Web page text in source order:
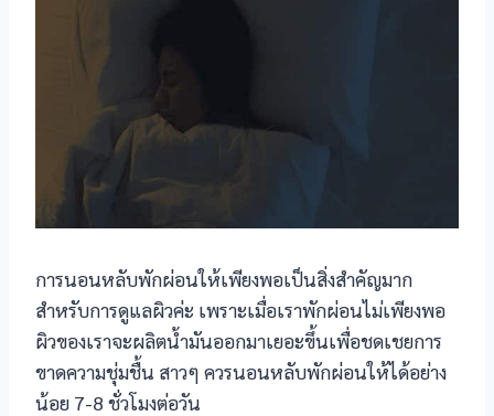
การนอนหลับพักผ่อนให้เพียงพอเป็นสิ่งสำคัญมาก
สำหรับการดูแลผิวค่ะ เพราะเมื่อเราพักผ่อนไม่เพียงพอ
ผิวของเราจะผลิตน้ำมันออกมาเยอะขึ้นเพื่อชดเชยการ
ขาดความชุ่มชื้น สาวๆ ควรนอนหลับพักผ่อนให้ได้อย่าง
น้อย 7-8 ชั่วโมงต่อวัน